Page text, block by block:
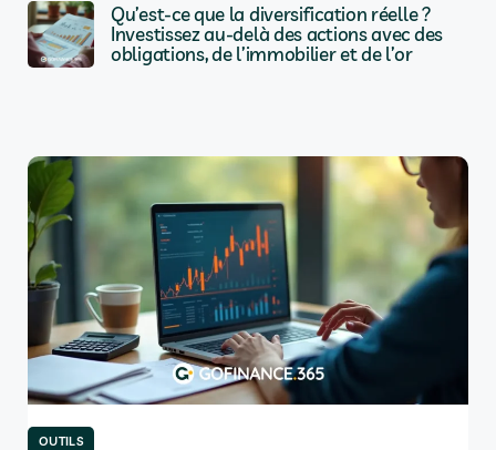
Qu’est-ce que la diversification réelle ?
Investissez au-delà des actions avec des
obligations, de l’immobilier et de l’or
OUTILS